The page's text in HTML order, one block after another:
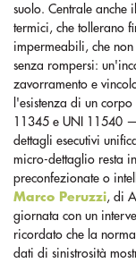
suolo. Centrale anche
termici, che tollerano
impermeabili, che
senza rompersi:
zavorramento e
l'esistenza di un
11345 e UNI 11540
dettagli esecutivi
micro-dettaglio resta
preconfezionate o
Marco Peruzzi, di
giornata con un
ricordato che la
dati di sinistrosità